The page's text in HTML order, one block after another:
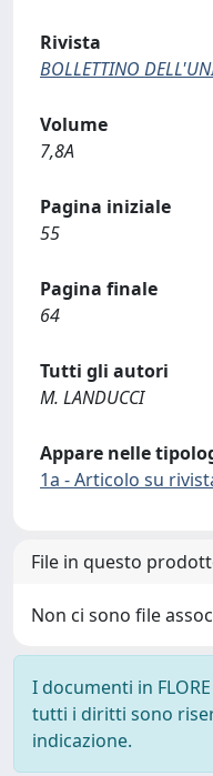
Rivista
BOLLETTINO
Volume
7,8A
Pagina iniziale
55
Pagina finale
64
Tutti gli autori
M. LANDUCCI
Appare nelle
1a - Articolo su
File in questo
Non ci sono file
I documenti in
tutti i diritti sono
indicazione.